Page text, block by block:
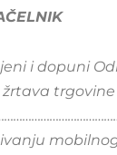
i dopuni
trgovine